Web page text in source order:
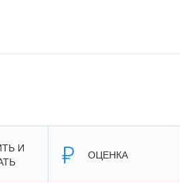
И
ОЦЕНКА